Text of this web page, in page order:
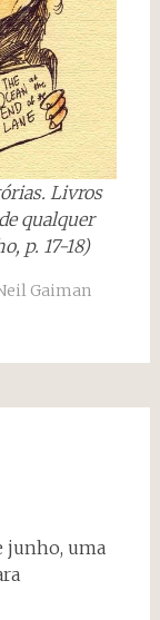
Livros
qualquer
p. 17-18)
Gaiman
junho, uma